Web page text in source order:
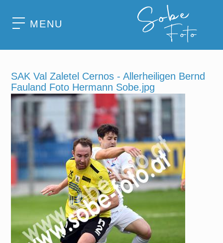
MENU
SAK Val Zaletel Cernos - Allerheiligen Bernd
Fauland Foto Hermann Sobe.jpg